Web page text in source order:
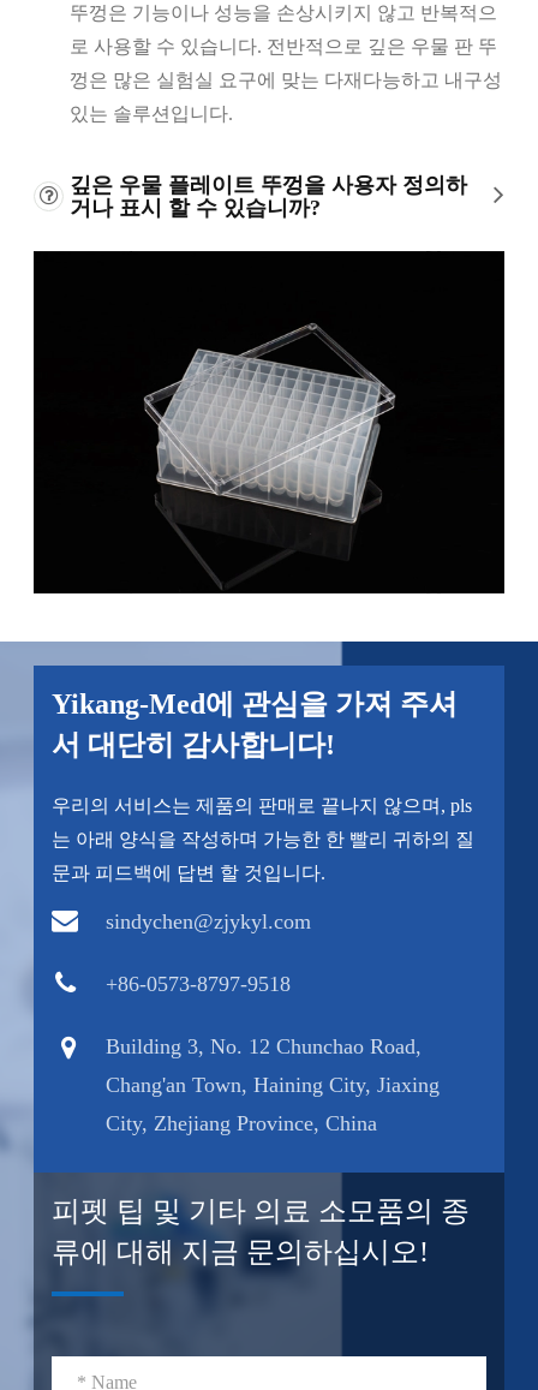
뚜껑은 기능이나 성능을 손상시키지 않고 반복적으
로 사용할 수 있습니다. 전반적으로 깊은 우물 판 뚜
껑은 많은 실험실 요구에 맞는 다재다능하고 내구성
있는 솔루션입니다.
깊은 우물 플레이트 뚜껑을 사용자 정의하
거나 표시 할 수 있습니까?
Yikang-Med에 관심을 가져 주셔
서 대단히 감사합니다!
우리의 서비스는 제품의 판매로 끝나지 않으며, pls
는 아래 양식을 작성하며 가능한 한 빨리 귀하의 질
문과 피드백에 답변 할 것입니다.
sindychen@zjykyl.com
+86-0573-8797-9518
Building 3, No. 12 Chunchao Road,
Chang'an Town, Haining City, Jiaxing
City, Zhejiang Province, China
피펫 팁 및 기타 의료 소모품의 종
류에 대해 지금 문의하십시오!